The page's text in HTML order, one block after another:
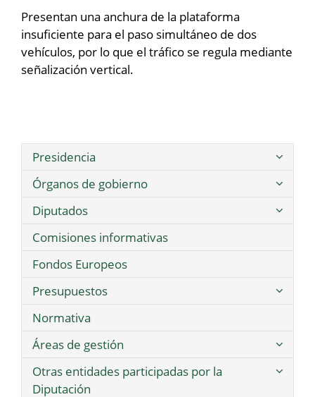
Presentan una anchura de la plataforma
insuficiente para el paso simultáneo de dos
vehículos, por lo que el tráfico se regula mediante
señalización vertical.
Presidencia
Órganos de gobierno
Diputados
Comisiones informativas
Fondos Europeos
Presupuestos
Normativa
Áreas de gestión
Otras entidades participadas por la
Diputación